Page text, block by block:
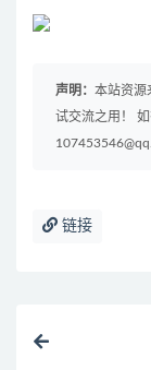
声明： 本站资源
试交流之用！
链接